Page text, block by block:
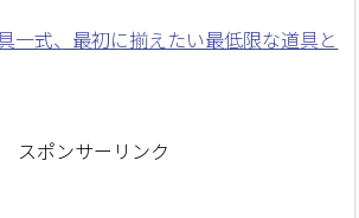
一式、最初に揃えたい最低限な道具と
スポンサーリンク